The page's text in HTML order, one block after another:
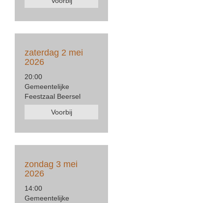
zaterdag 2 mei
2026
20:00
Gemeentelijke
Feestzaal Beersel
Voorbij
zondag 3 mei
2026
14:00
Gemeentelijke